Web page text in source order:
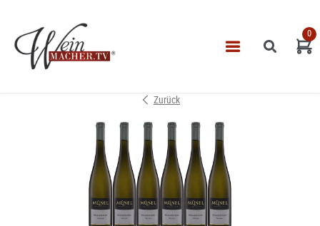
VINOTHEK
LEISTUNGEN
IMPRESSUM
0
Zurück